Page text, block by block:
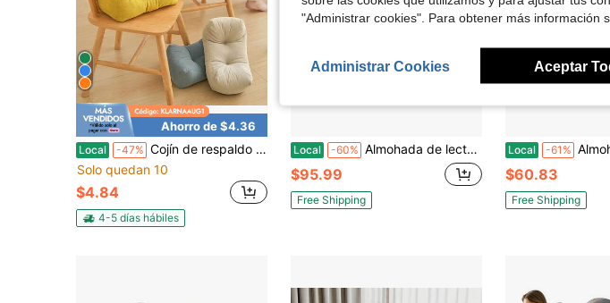
Ahorro de $4.36
Local -47% Cojín de respaldo para silla, cojín de apoyo lumbar para silla de oficina, alivio del dolor de espalda baja, cojín suave para coche, cama, sofá, alta elasticidad (Verde, 35cm*16cm*20cm)
Solo quedan 10
$4.84
4-5 días hábiles
Local -60% Almohada de lectura para sentarse en la cama o el sofá, almohada para la espalda para adultos para sentarse en la cama, cojín de respaldo con bolsillos y brazos para ver la televisión y relajarse, color azul marino
$95.99
Free Shipping
Local -61% Almohada de lectura de 19" para cama con brazos
$60.83
Free Shipping
"Administrar cookies". Para obtener más información
Administrar Cookies Aceptar